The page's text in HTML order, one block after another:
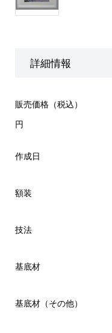
詳細情報
販売価格（税込）
円
作成日
額装
技法
基底材
基底材（その他）